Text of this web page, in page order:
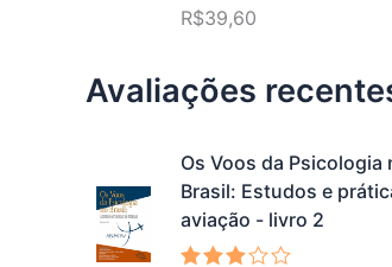
Avaliação
R$39,60
Avaliações
Os Voos da Psicologia
Brasil: Estudos e
aviação - livro 2